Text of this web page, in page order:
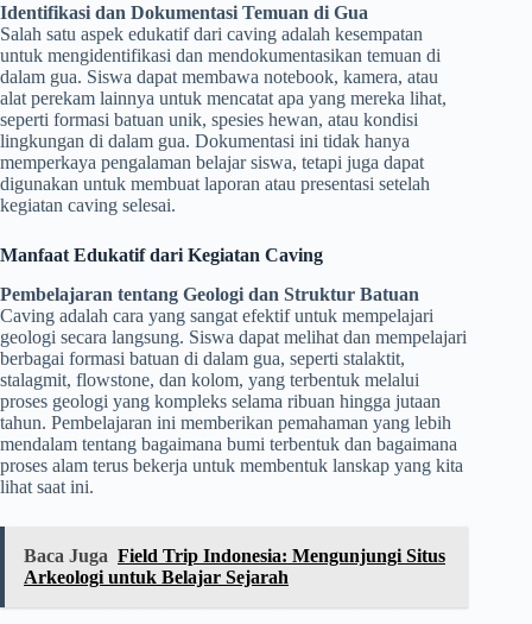
Identifikasi dan Dokumentasi Temuan di Gua
Salah satu aspek edukatif dari caving adalah kesempatan
untuk mengidentifikasi dan mendokumentasikan temuan di
dalam gua. Siswa dapat membawa notebook, kamera, atau
alat perekam lainnya untuk mencatat apa yang mereka lihat,
seperti formasi batuan unik, spesies hewan, atau kondisi
lingkungan di dalam gua. Dokumentasi ini tidak hanya
memperkaya pengalaman belajar siswa, tetapi juga dapat
digunakan untuk membuat laporan atau presentasi setelah
kegiatan caving selesai.
Manfaat Edukatif dari Kegiatan Caving
Pembelajaran tentang Geologi dan Struktur Batuan
Caving adalah cara yang sangat efektif untuk mempelajari
geologi secara langsung. Siswa dapat melihat dan mempelajari
berbagai formasi batuan di dalam gua, seperti stalaktit,
stalagmit, flowstone, dan kolom, yang terbentuk melalui
proses geologi yang kompleks selama ribuan hingga jutaan
tahun. Pembelajaran ini memberikan pemahaman yang lebih
mendalam tentang bagaimana bumi terbentuk dan bagaimana
proses alam terus bekerja untuk membentuk lanskap yang kita
lihat saat ini.
Baca Juga Field Trip Indonesia: Mengunjungi Situs
Arkeologi untuk Belajar Sejarah